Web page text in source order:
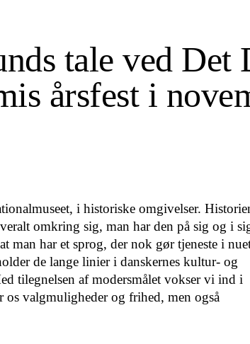
tale ved Det
årsfest i
i historiske omgi­velser.
omkring sig, man har den på sig og i
man har et sprog, der nok gør tjeneste i
de lange linier i danskernes kultur- og
tilegnelsen af modersmålet vok­ser vi ind i
os valgmuligheder og frihed, men også